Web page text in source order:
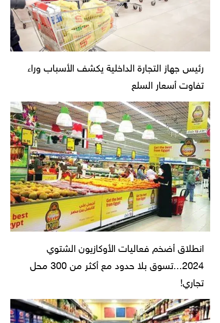
رئيس جهاز التجارة الداخلية يكشف الأسباب وراء
تفاوت أسعار السلع
انطلاق أضخم فعاليات الأوكازيون الشتوي
2024...تسوق بلا حدود مع أكثر من 300 محل
تجاري!